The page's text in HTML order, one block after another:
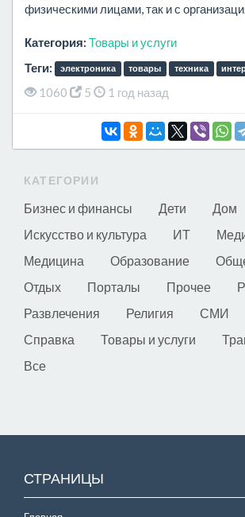
физическими лицами, так и с
Категория: Товары и услуги
Теги:
электроника товары техника
1060 5 1 год назад
КАТЕГОРИИ
Бизнес и финансы Дети Дом
Искусство и культура
ИТ
Медицина
Образование
Отдых
Порталы Прочее
Развлечения
Религия СМИ
Справка
Товары и услуги
Все
СТРАНИЦЫ